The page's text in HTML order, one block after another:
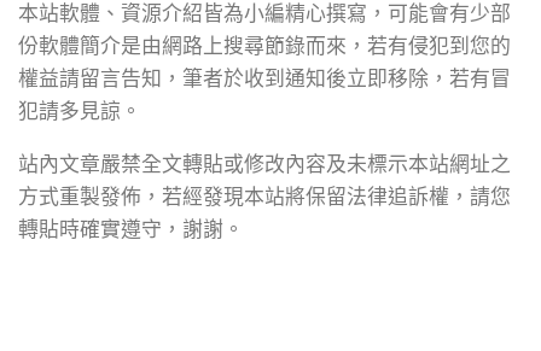
本站軟體、資源介紹皆為小編精心撰寫，可能會有少部
份軟體簡介是由網路上搜尋節錄而來，若有侵犯到您的
權益請留言告知，筆者於收到通知後立即移除，若有冒
犯請多見諒。
站內文章嚴禁全文轉貼或修改內容及未標示本站網址之
方式重製發佈，若經發現本站將保留法律追訴權，請您
轉貼時確實遵守，謝謝。